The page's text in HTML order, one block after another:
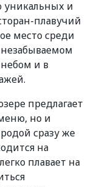
уникальных и
плавучий
место среди
и в
предлагает
но и
сразу же
на
плавает на